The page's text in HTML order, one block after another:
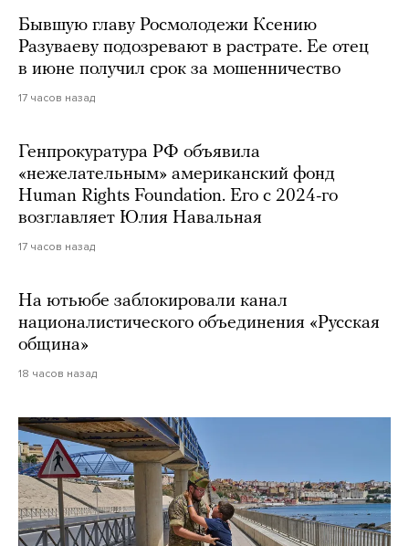
Бывшую главу Росмолодежи Ксению
Разуваеву подозревают в растрате. Ее отец
в июне получил срок за мошенничество
17 часов назад
Генпрокуратура РФ объявила
«нежелательным» американский фонд
Human Rights Foundation. Его с 2024-го
возглавляет Юлия Навальная
17 часов назад
На ютьюбе заблокировали канал
националистического объединения «Русская
община»
18 часов назад